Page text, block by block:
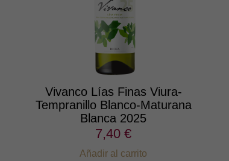
Vivanco Lías Finas Viura-
Tempranillo Blanco-Maturana
Blanca 2025
7,40 €
Añadir al carrito